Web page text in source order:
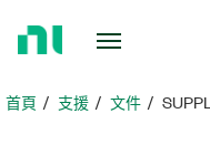
頁首頁 支援 文件